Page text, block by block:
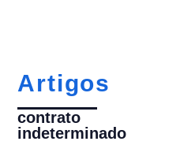
Artigos
contrato
indeterminado